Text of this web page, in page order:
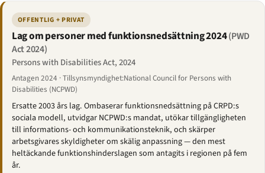
OFFENTLIG + PRIVAT
Lag om personer med funktionsnedsättning 2024(PWD
Act 2024)
Persons with Disabilities Act, 2024
Antagen 2024 · Tillsynsmyndighet:National Council for Persons with
Disabilities (NCPWD)
Ersatte 2003 års lag. Ombaserar funktionsnedsättning på CRPD:s
sociala modell, utvidgar NCPWD:s mandat, utökar tillgängligheten
till informations- och kommunikationsteknik, och skärper
arbetsgivares skyldigheter om skälig anpassning — den mest
heltäckande funktionshinderslagen som antagits i regionen på fem
år.